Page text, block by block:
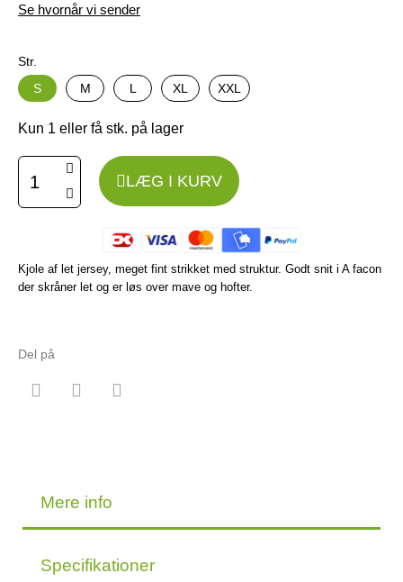
Se hvornår vi sender
Str.
S
M L XL XXL
Kun 1 eller få stk. på lager
LÆG I KURV
Kjole af let jersey, meget fint strikket med struktur. Godt snit i A facon
der skråner let og er løs over mave og hofter.
Del på
Mere info
Specifikationer